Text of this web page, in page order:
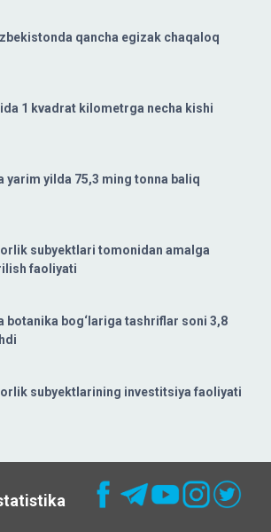
qancha egizak chaqaloq
1 kvadrat kilometrga necha kishi
yarim yilda 75,3 ming tonna baliq
subyektlari tomonidan amalga
faoliyati
botanika bog‘lariga tashriflar soni 3,8
subyektlarining investitsiya faoliyati